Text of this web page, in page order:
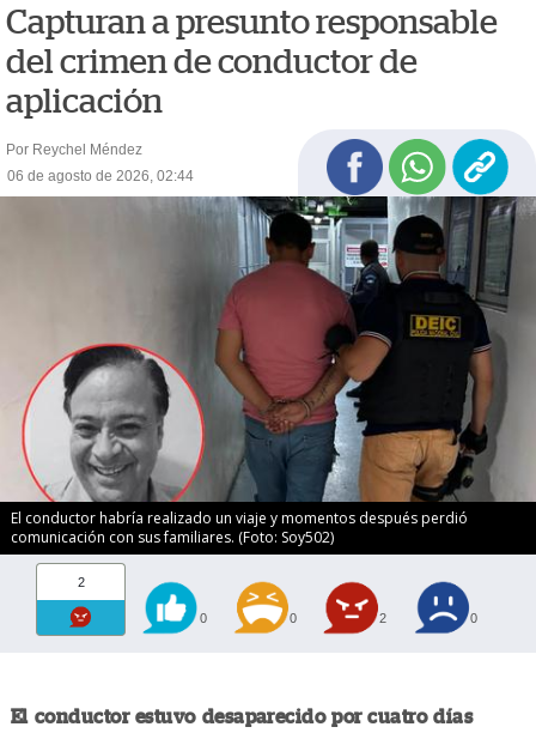
Capturan a presunto responsable
del crimen de conductor de
aplicación
Por Reychel Méndez
06 de agosto de 2026, 02:44
El conductor habría realizado un viaje y momentos después perdió
comunicación con sus familiares. (Foto: Soy502)
2
0 0 2 0
El conductor estuvo desaparecido por cuatro días